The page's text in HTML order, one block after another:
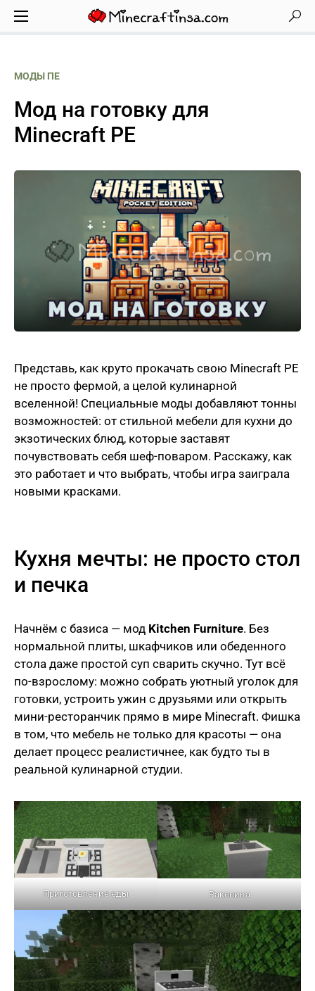
МОДЫ ПЕ
Мод на готовку для
Minecraft PE
Представь, как круто прокачать свою Minecraft PE
не просто фермой, а целой кулинарной
вселенной! Специальные моды добавляют тонны
возможностей: от стильной мебели для кухни до
экзотических блюд, которые заставят
почувствовать себя шеф-поваром. Расскажу, как
это работает и что выбрать, чтобы игра заиграла
новыми красками.
Кухня мечты: не просто стол
и печка
Начнём с базиса — мод Kitchen Furniture. Без
нормальной плиты, шкафчиков или обеденного
стола даже простой суп сварить скучно. Тут всё
по-взрослому: можно собрать уютный уголок для
готовки, устроить ужин с друзьями или открыть
мини-ресторанчик прямо в мире Minecraft. Фишка
в том, что мебель не только для красоты — она
делает процесс реалистичнее, как будто ты в
реальной кулинарной студии.
Приготовление еды Раковина